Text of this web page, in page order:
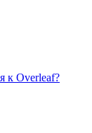
к Overleaf?